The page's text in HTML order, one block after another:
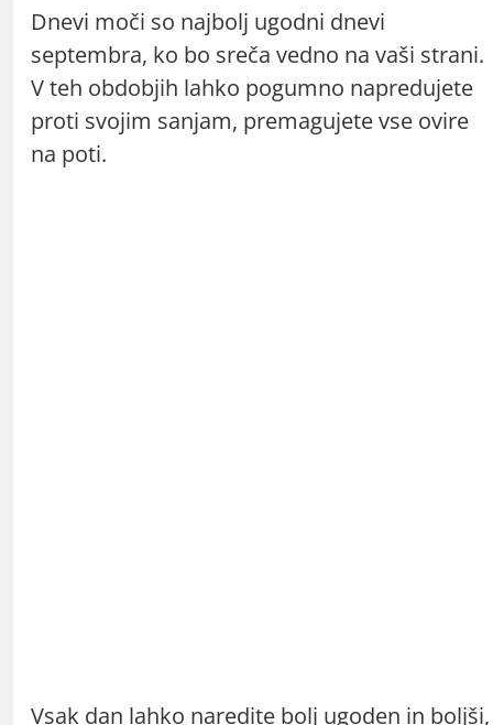
Dnevi moči so najbolj ugodni dnevi
septembra, ko bo sreča vedno na vaši strani.
V teh obdobjih lahko pogumno napredujete
proti svojim sanjam, premagujete vse ovire
na poti.
Vsak dan lahko naredite bolj ugoden in boljši,